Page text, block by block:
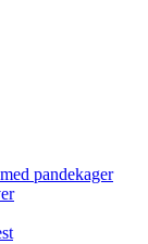
pandekager